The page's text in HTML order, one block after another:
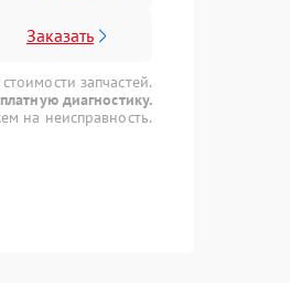
Заказать
запчастей.
диагностику.
на неисправность.